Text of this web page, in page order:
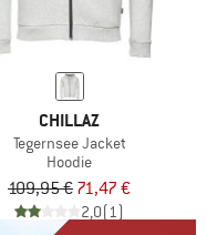
CHILLAZ
Tegernsee Jacket
Hoodie
109,95 € 71,47 €
2,0(1)